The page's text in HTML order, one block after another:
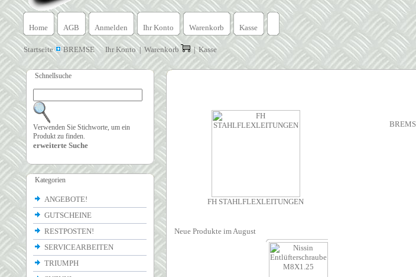
Home AGB Anmelden Ihr Konto Warenkorb Kasse
Startseite BREMSE Ihr Konto| Warenkorb |Kasse
Schnellsuche
Verwenden Sie Stichworte, um ein
Produkt zu finden.
erweiterte Suche
Kategorien
ANGEBOTE!
GUTSCHEINE
RESTPOSTEN!
SERVICEARBEITEN
TRIUMPH
FH STAHLFLEXLEITUNGEN
Neue Produkte im August